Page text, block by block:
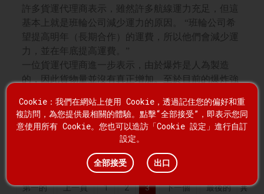
許多貨運代理商表示，雖然許多航線運力充足，但這
基本上就是班輪公司減少運力的原因。 “班輪公司希
望提高明年（長期合作）的運費，所以他們會減少運
力，並在年底提高運費。”
一位貨運代理商進一步表示，由於爆炸是人為製造
的，因此貨物量並沒有真正增加。至於目前的爆炸強
點，並不算太高。”
看詳情
第一的 上一頁 1 2 3 下一個 最後的
共
Cookie：我們在網站上使用 Cookie，透過記住您的偏好和重
複訪問，為您提供最相關的體驗。點擊“全部接受”，即表示您同
意使用所有 Cookie。您也可以造訪「Cookie 設定」進行自訂
設定。
全部接受 出口